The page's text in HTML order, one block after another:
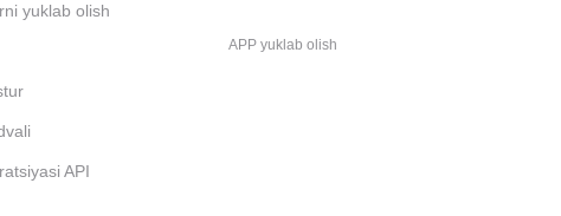
yuklab olish
API
APP yuklab olish